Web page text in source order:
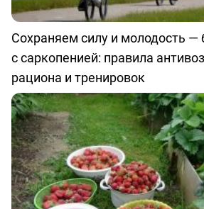
Сохраняем силу и молодость —
с саркопенией: правила
рациона и тренировок